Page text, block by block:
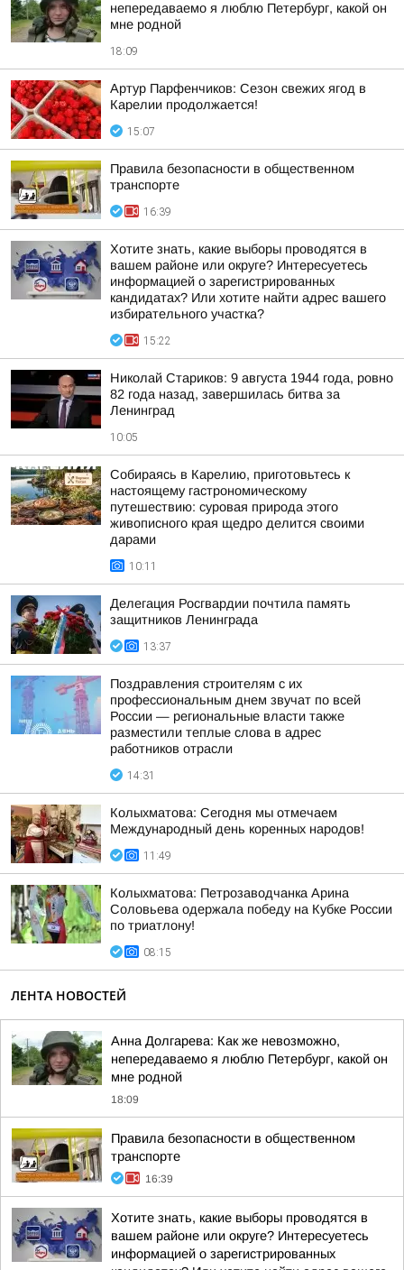
непередаваемо я люблю Петербург, какой он
мне родной
18:09
Артур Парфенчиков: Сезон свежих ягод в
Карелии продолжается!
15:07
Правила безопасности в общественном
транспорте
16:39
Хотите знать, какие выборы проводятся в
вашем районе или округе? Интересуетесь
информацией о зарегистрированных
кандидатах? Или хотите найти адрес вашего
избирательного участка?
15:22
Николай Стариков: 9 августа 1944 года, ровно
82 года назад, завершилась битва за
Ленинград
10:05
Собираясь в Карелию, приготовьтесь к
настоящему гастрономическому
путешествию: суровая природа этого
живописного края щедро делится своими
дарами
10:11
Делегация Росгвардии почтила память
защитников Ленинграда
13:37
Поздравления строителям с их
профессиональным днем звучат по всей
России — региональные власти также
разместили теплые слова в адрес
работников отрасли
14:31
Колыхматова: Сегодня мы отмечаем
Международный день коренных народов!
11:49
Колыхматова: Петрозаводчанка Арина
Соловьева одержала победу на Кубке России
по триатлону!
08:15
ЛЕНТА НОВОСТЕЙ
Анна Долгарева: Как же невозможно,
непередаваемо я люблю Петербург, какой он
мне родной
18:09
Правила безопасности в общественном
транспорте
16:39
Хотите знать, какие выборы проводятся в
вашем районе или округе? Интересуетесь
информацией о зарегистрированных